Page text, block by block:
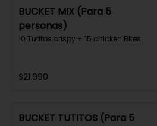
BUCKET MIX (Para 5
personas)
10 Tutitos crispy + 15 chicken Bites
$21.990
BUCKET TUTITOS (Para 5